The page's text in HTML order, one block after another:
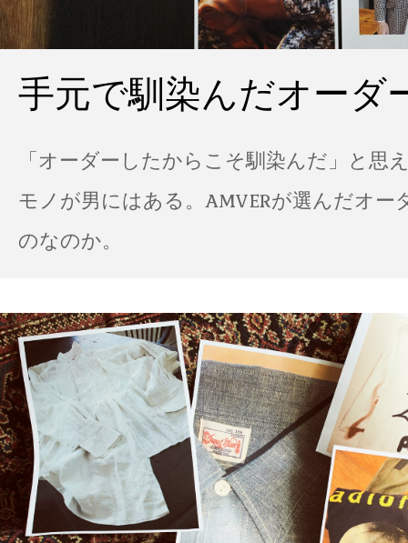
手元で馴染んだオーダ
「オーダーしたからこそ馴染んだ」と思
モノが男にはある。AMVERが選んだオー
のなのか。